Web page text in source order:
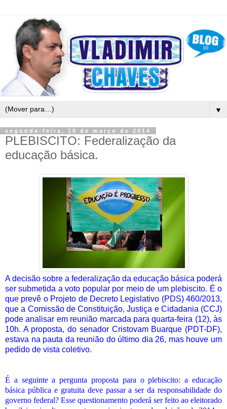
▼
segunda-feira, 10 de março de 2014
PLEBISCITO: Federalização da
educação básica.
A decisão sobre a federalização da educação básica poderá
ser submetida a voto popular por meio de um plebiscito. É o
que prevê o Projeto de Decreto Legislativo (PDS) 460/2013,
que a Comissão de Constituição, Justiça e Cidadania (CCJ)
pode analisar em reunião marcada para quarta-feira (12), às
10h. A proposta, do senador Cristovam Buarque (PDT-DF),
estava na pauta da reunião do último dia 26, mas houve um
pedido de vista coletivo.
É a seguinte a pergunta proposta para o plebiscito: a educação
básica pública e gratuita deve passar a ser da responsabilidade do
governo federal? Esse questionamento poderá ser feito ao eleitorado